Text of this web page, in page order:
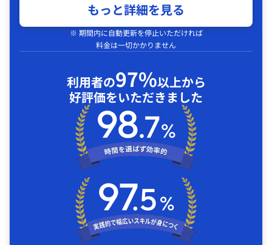
もっと詳細を見る
※ 期間内に自動更新を停止いただければ
料金は一切かかりません
利用者の97%以上から
好評価をいただきました